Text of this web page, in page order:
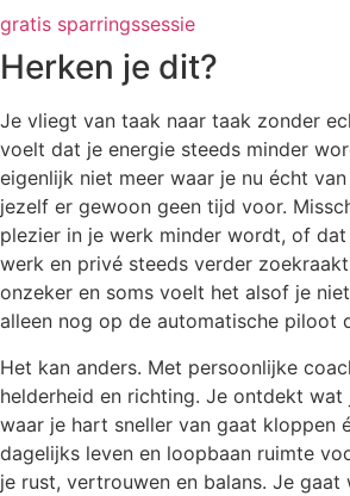
gratis sparringssessie
Herken je dit?
Je vliegt van taak naar taak zonder
voelt dat je energie steeds minder
eigenlijk niet meer waar je nu écht
jezelf er gewoon geen tijd voor.
plezier in je werk minder wordt, of dat
werk en privé steeds verder
onzeker en soms voelt het alsof je
alleen nog op de automatische piloot
Het kan anders. Met persoonlijke
helderheid en richting. Je ontdekt wat
waar je hart sneller van gaat kloppen
dagelijks leven en loopbaan ruimte
je rust, vertrouwen en balans. Je gaat